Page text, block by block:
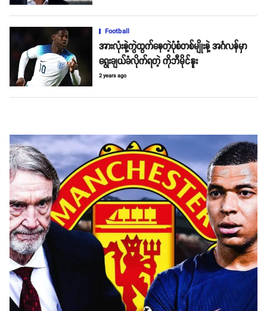
Football
အားလုံးနဲ့ကွဲထွက်နေတဲ့ပုံစံတစ်မျိုးနဲ့ အင်္ဂလန်မှာ
ရွေးချယ်ခံလိုက်ရတဲ့ ကိုဘီမိုင်နူး
2 years ago